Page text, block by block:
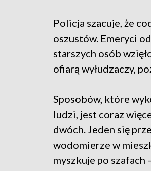
Policja szacuje, że
oszustów. Emeryci
starszych osób
ofiarą wyłudzaczy,
Sposobów, które
ludzi, jest coraz
dwóch. Jeden się
wodomierze w
myszkuje po szafach